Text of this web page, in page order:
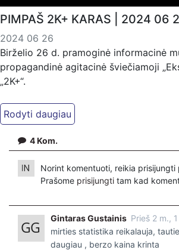
PIMPAŠ 2K+ KARAS | 2024 06
2024 06 26
Birželio 26 d. pramoginė informacinė
propagandinė agitacinė šviečiamoji
„2K+“.
Kiti mūsų kanalai:
Ekspertai.eu Telegram'e – https://t.me/
https://www.ekspertai.eu
Mūsų veikla galima tik dėka skaitytojų
https://www.paypal.com/paypalme/
locale.x=en_US
4Kom.
Norint komentuoti, reikia prisijungti
Prašome prisijungti tam kad
Gintaras Gustainis Prieš 2 m.,
mirties statistika reikalauja,
daugiau , berzo kaina krinta